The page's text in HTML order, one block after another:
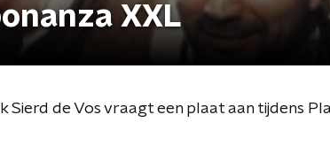
XXL
Sierd de Vos vraagt een plaat aan tijdens